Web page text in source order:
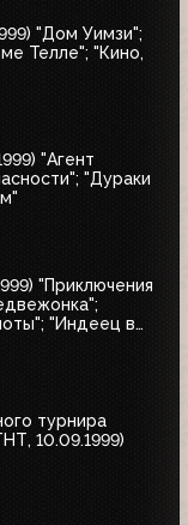
"Дом Уимзи";
Телле"; "Кино,
"Агент
"Дураки
"Приключения
"Индеец в
турнира
10.09.1999)